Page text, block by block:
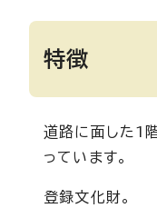
特徴
道路に面した1
っています。
登録文化財。